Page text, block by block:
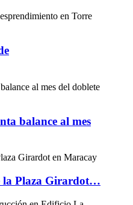
balance al mes
la Plaza Girardot…